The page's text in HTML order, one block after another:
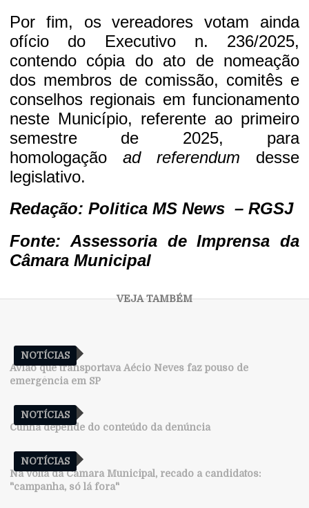
Por fim, os vereadores votam ainda
ofício do Executivo n. 236/2025,
contendo cópia do ato de nomeação
dos membros de comissão, comitês e
conselhos regionais em funcionamento
neste Município, referente ao primeiro
semestre de 2025, para
homologação ad referendum desse
legislativo.
Redação: Politica MS News – RGSJ
Fonte: Assessoria de Imprensa da
Câmara Municipal
NOTÍCIAS
Avião que transportava Aécio Neves faz pouso de
emergência em SP
NOTÍCIAS
Cunha depende do conteúdo da denúncia
NOTÍCIAS
Na volta da Câmara Municipal, recado a candidatos:
"campanha, só lá fora"